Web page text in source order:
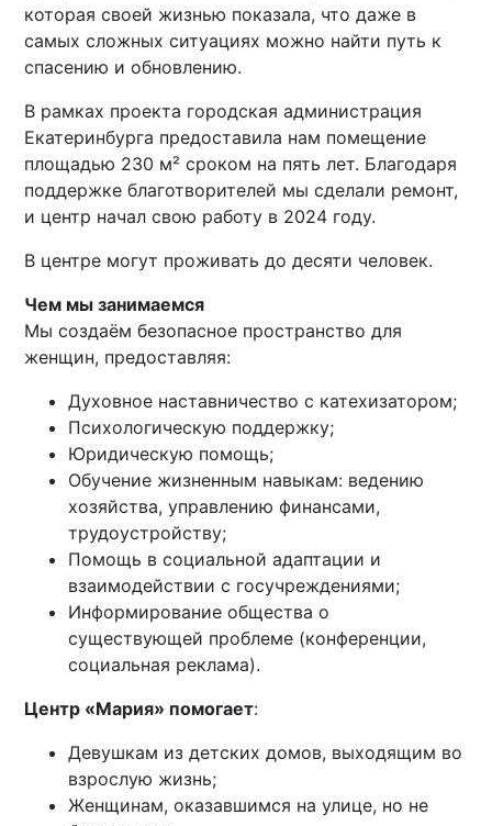
которая своей жизнью показала, что даже в
самых сложных ситуациях можно найти путь к
спасению и обновлению.
В рамках проекта городская администрация
Екатеринбурга предоставила нам помещение
площадью 230 м² сроком на пять лет. Благодаря
поддержке благотворителей мы сделали ремонт,
и центр начал свою работу в 2024 году.
В центре могут проживать до десяти человек.
Чем мы занимаемся
Мы создаём безопасное пространство для
женщин, предоставляя:
Духовное наставничество с катехизатором;
Психологическую поддержку;
Юридическую помощь;
Обучение жизненным навыкам: ведению
хозяйства, управлению финансами,
трудоустройству;
Помощь в социальной адаптации и
взаимодействии с госучреждениями;
Информирование общества о
существующей проблеме (конференции,
социальная реклама).
Центр «Мария» помогает:
Девушкам из детских домов, выходящим во
взрослую жизнь;
Женщинам, оказавшимся на улице, но не